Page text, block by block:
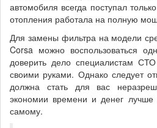
автомобиля всегда поступал
отопления работала на полную
Для замены фильтра на модели
Corsa можно воспользоваться
доверить дело специалистам
своими руками. Однако следует
должна стать для вас
экономии времени и денег лучше
самому.